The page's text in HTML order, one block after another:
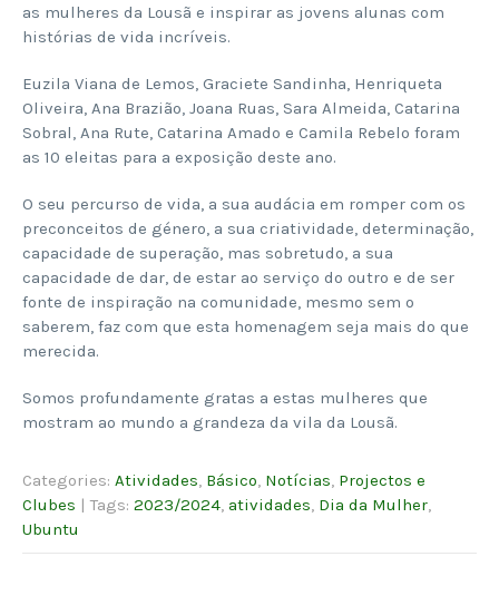
as mulheres da Lousã e inspirar as jovens alunas com
histórias de vida incríveis.
Euzila Viana de Lemos, Graciete Sandinha, Henriqueta
Oliveira, Ana Brazião, Joana Ruas, Sara Almeida, Catarina
Sobral, Ana Rute, Catarina Amado e Camila Rebelo foram
as 10 eleitas para a exposição deste ano.
O seu percurso de vida, a sua audácia em romper com os
preconceitos de género, a sua criatividade, determinação,
capacidade de superação, mas sobretudo, a sua
capacidade de dar, de estar ao serviço do outro e de ser
fonte de inspiração na comunidade, mesmo sem o
saberem, faz com que esta homenagem seja mais do que
merecida.
Somos profundamente gratas a estas mulheres que
mostram ao mundo a grandeza da vila da Lousã.
Categories: Atividades, Básico, Notícias, Projectos e
Clubes | Tags: 2023/2024, atividades, Dia da Mulher,
Ubuntu